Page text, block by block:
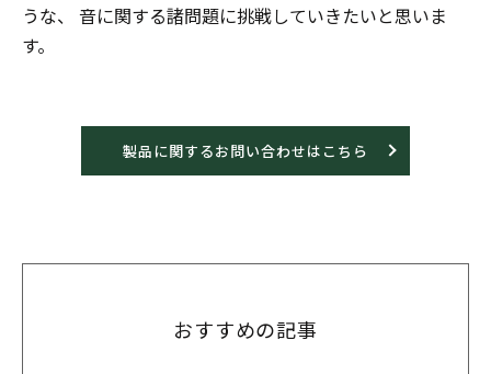
うな、 音に関する諸問題に挑戦していきたいと思いま
す。
製品に関するお問い合わせはこちら
おすすめの記事